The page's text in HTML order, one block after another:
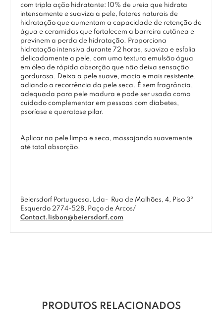
com tripla ação hidratante: 10% de ureia que hidrata
intensamente e suaviza a pele, fatores naturais de
hidratação que aumentam a capacidade de retenção de
água e ceramidas que fortalecem a barreira cutânea e
previnem a perda de hidratação. Proporciona
hidratação intensiva durante 72 horas, suaviza e esfolia
delicadamente a pele, com uma textura emulsão água
em óleo de rápida absorção que não deixa sensação
gordurosa. Deixa a pele suave, macia e mais resistente,
adiando a recorrência da pele seca. É sem fragrância,
adequada para pele madura e pode ser usada como
cuidado complementar em pessoas com diabetes,
psoríase e queratose pilar.
Aplicar na pele limpa e seca, massajando suavemente
até total absorção.
Beiersdorf Portuguesa, Lda-
Rua de Malhões, 4, Piso 3º
Esquerdo 2774-528, Paço de Arcos/
Contact.lisbon@beiersdorf.com
PRODUTOS RELACIONADOS